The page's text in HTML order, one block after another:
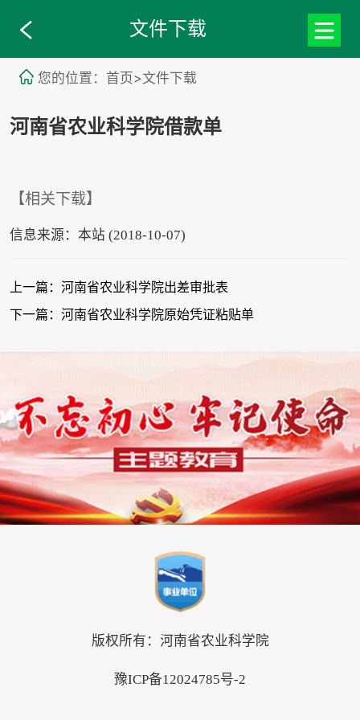
文件下载
您的位置：首页>文件下载
河南省农业科学院借款单
【相关下载】
信息来源：本站 (2018-10-07)
上一篇：河南省农业科学院出差审批表
下一篇：河南省农业科学院原始凭证粘贴单
版权所有：河南省农业科学院
豫ICP备12024785号-2